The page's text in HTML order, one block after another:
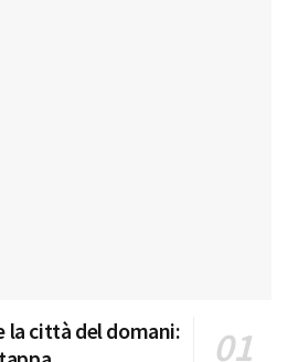
la città del domani: